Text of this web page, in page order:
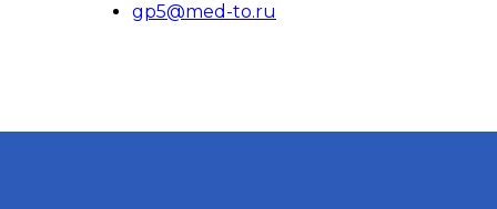
gp5@med-to.ru